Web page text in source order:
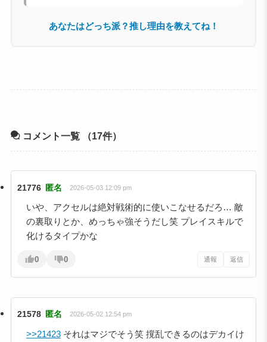
あなたはどっち派？推し理由を教えてね！
コメント一覧 （17件）
21776 匿名 2026-05-03 12:09 pm
いや、アクセルは絶対戦術的に使いこなせるだろ… 敵
の裏取りとか、めっちゃ強そうだし笑 プレイスキルで
化けるタイプかな
0 0 通報 返信
21578 匿名 2026-05-02 12:54 pm
>>21423それはマジでそう笑 撹乱できるのはデカイけ